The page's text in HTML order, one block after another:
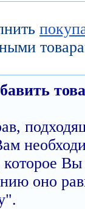
которое Вы
оно